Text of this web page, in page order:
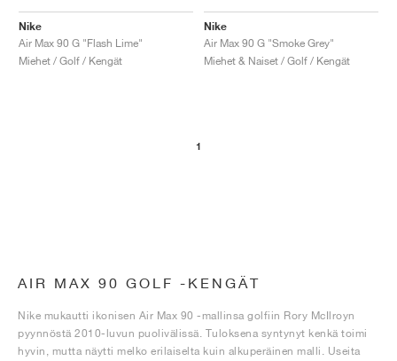
Nike
Air Max 90 G "Flash Lime"
Miehet / Golf / Kengät
Nike
Air Max 90 G "Smoke Grey"
Miehet & Naiset / Golf / Kengät
1
AIR MAX 90 GOLF -KENGÄT
Nike mukautti ikonisen Air Max 90 -mallinsa golfiin Rory McIlroyn
pyynnöstä 2010-luvun puolivälissä. Tuloksena syntynyt kenkä toimi
hyvin, mutta näytti melko erilaiselta kuin alkuperäinen malli. Useita